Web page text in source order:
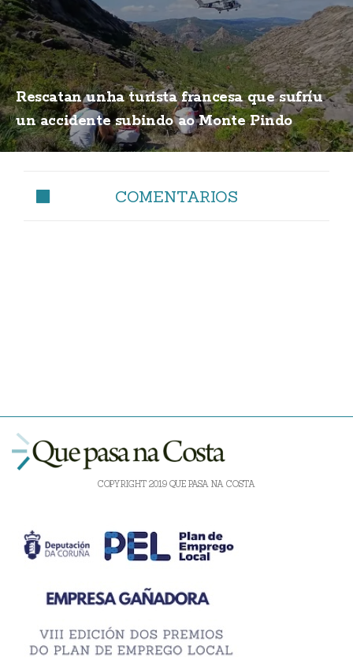
Rescatan unha turista francesa que sufríu
un accidente subindo ao Monte Pindo
COMENTARIOS
COPYRIGHT 2019 QUE PASA NA COSTA